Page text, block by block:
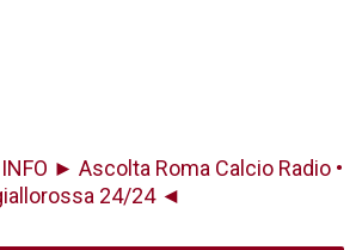
► Ascolta Roma Calcio Radio •
24/24 ◄